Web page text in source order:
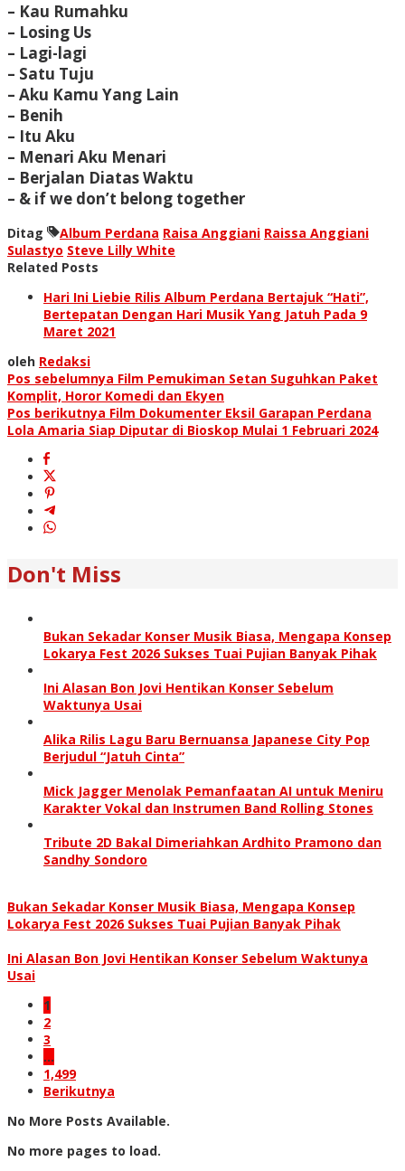
– Kau Rumahku
– Losing Us
– Lagi-lagi
– Satu Tuju
– Aku Kamu Yang Lain
– Benih
– Itu Aku
– Menari Aku Menari
– Berjalan Diatas Waktu
– & if we don’t belong together
Ditag Album Perdana Raisa Anggiani Raissa Anggiani
Sulastyo Steve Lilly White
Related Posts
Hari Ini Liebie Rilis Album Perdana Bertajuk “Hati”,
Bertepatan Dengan Hari Musik Yang Jatuh Pada 9
Maret 2021
oleh Redaksi
Navigasi
pos
Pos sebelumnya Film Pemukiman Setan Suguhkan Paket
Komplit, Horor Komedi dan Ekyen
Pos berikutnya Film Dokumenter Eksil Garapan Perdana
Lola Amaria Siap Diputar di Bioskop Mulai 1 Februari 2024
Don't Miss
Bukan Sekadar Konser Musik Biasa, Mengapa Konsep
Lokarya Fest 2026 Sukses Tuai Pujian Banyak Pihak
Ini Alasan Bon Jovi Hentikan Konser Sebelum
Waktunya Usai
Alika Rilis Lagu Baru Bernuansa Japanese City Pop
Berjudul “Jatuh Cinta”
Mick Jagger Menolak Pemanfaatan AI untuk Meniru
Karakter Vokal dan Instrumen Band Rolling Stones
Tribute 2D Bakal Dimeriahkan Ardhito Pramono dan
Sandhy Sondoro
Bukan Sekadar Konser Musik Biasa, Mengapa Konsep
Lokarya Fest 2026 Sukses Tuai Pujian Banyak Pihak
Ini Alasan Bon Jovi Hentikan Konser Sebelum Waktunya
Usai
1
2
3
…
1,499
Berikutnya
No More Posts Available.
No more pages to load.